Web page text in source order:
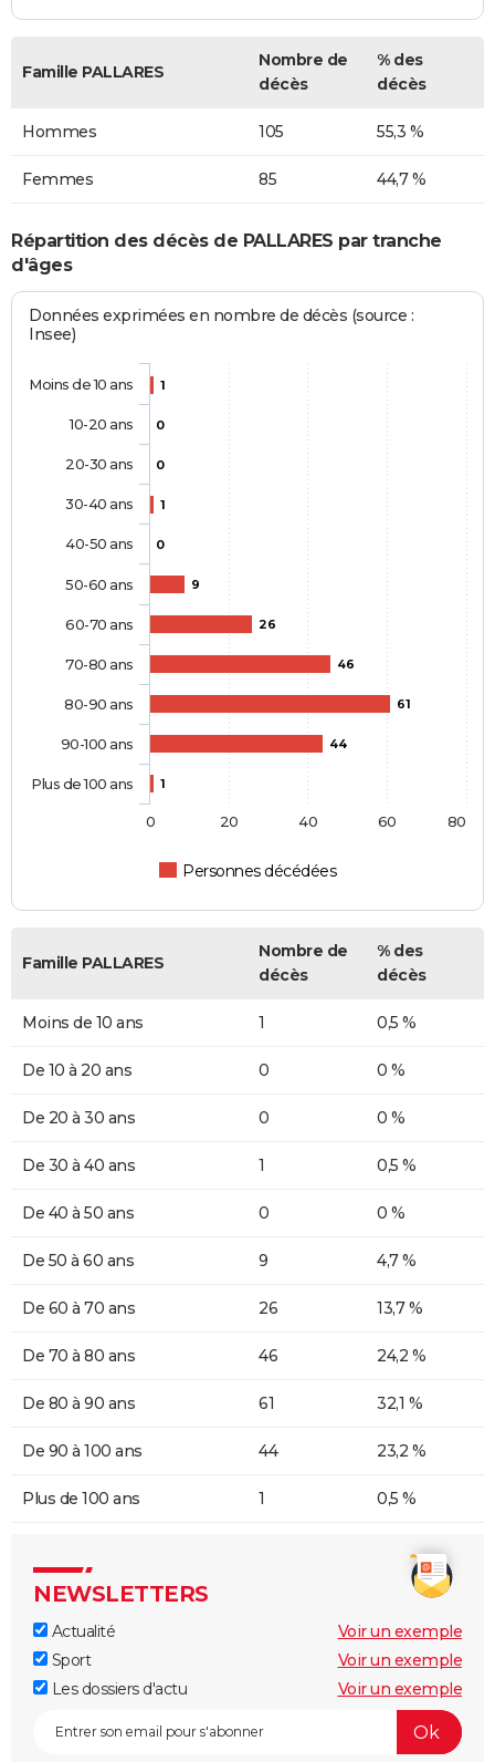
Famille PALLARES
Nombre de
décès
% des
décès
Hommes 105 55,3 %
Femmes 85 44,7 %
Répartition des décès de PALLARES par tranche
d'âges
Données exprimées en nombre de décès (source :
Insee)
1
0
0
1
0
9
26
46
61
44
1
Personnes décédées
Moins de 10 ans
10-20 ans
20-30 ans
30-40 ans
40-50 ans
50-60 ans
60-70 ans
70-80 ans
80-90 ans
90-100 ans
Plus de 100 ans
0 20 40 60 80
Famille PALLARES
Nombre de
décès
% des
décès
Moins de 10 ans 1 0,5 %
De 10 à 20 ans 0 0 %
De 20 à 30 ans 0 0 %
De 30 à 40 ans 1 0,5 %
De 40 à 50 ans 0 0 %
De 50 à 60 ans 9 4,7 %
De 60 à 70 ans 26 13,7 %
De 70 à 80 ans 46 24,2 %
De 80 à 90 ans 61 32,1 %
De 90 à 100 ans 44 23,2 %
Plus de 100 ans 1 0,5 %
NEWSLETTERS
Actualité
Voir un exemple
Sport
Voir un exemple
Les dossiers d'actu
Voir un exemple